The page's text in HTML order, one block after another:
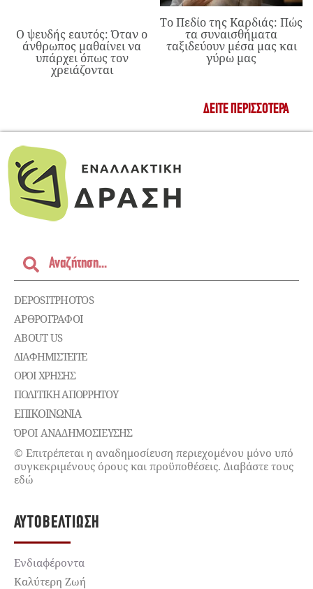
Ο ψευδής εαυτός: Όταν ο
άνθρωπος μαθαίνει να
υπάρχει όπως τον
χρειάζονται
Το Πεδίο της Καρδιάς: Πώς
τα συναισθήματα
ταξιδεύουν μέσα μας και
γύρω μας
ΔΕΊΤΕ ΠΕΡΙΣΣΌΤΕΡΑ
DEPOSITPHOTOS
ΑΡΘΡΟΓΡΑΦΟΙ
ABOUT US
ΔΙΑΦΗΜΙΣΤΕΊΤΕ
ΌΡΟΙ ΧΡΉΣΗΣ
ΠΟΛΙΤΙΚΉ ΑΠΟΡΡΉΤΟΥ
ΕΠΙΚΟΙΝΩΝΊΑ
ΌΡΟΙ ΑΝΑΔΗΜΟΣΙΕΥΣΗΣ
© Επιτρέπεται η αναδημοσίευση περιεχομένου μόνο υπό
συγκεκριμένους όρους και προϋποθέσεις. Διαβάστε τους
εδώ
ΑΥΤΟΒΕΛΤΊΩΣΗ
Ενδιαφέροντα
Καλύτερη Ζωή